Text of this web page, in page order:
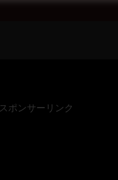
スポンサーリンク